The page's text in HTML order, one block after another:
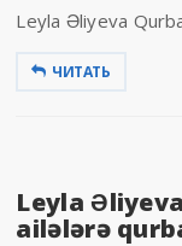
Leyla Əliyeva
ЧИТАТЬ
Leyla
ailələrə